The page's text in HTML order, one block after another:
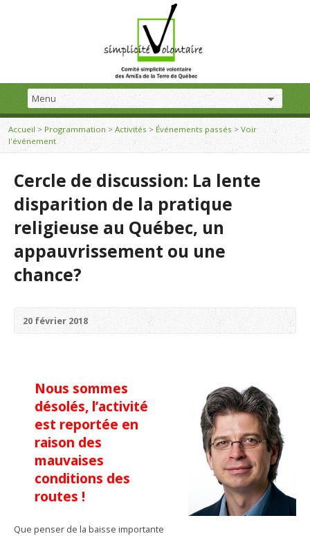
Accueil> Programmation> Activités > Événements passés > Voir
l'événement
Cercle de discussion: La lente
disparition de la pratique
religieuse au Québec, un
appauvrissement ou une
chance?
20 février 2018
Nous sommes
désolés, l’activité
est reportée en
raison des
mauvaises
conditions des
routes !
Que penser de la baisse importante